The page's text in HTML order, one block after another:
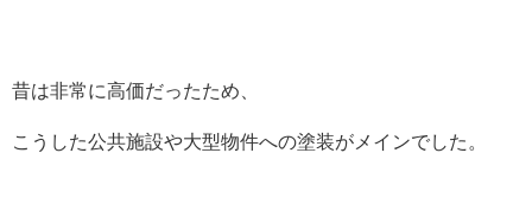
昔は非常に高価だったため、
こうした公共施設や大型物件への塗装がメインでした。